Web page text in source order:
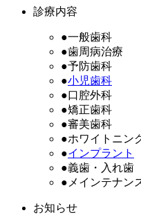
診療内容
●一般歯科
●歯周病治療
●予防歯科
●小児歯科
●口腔外科
●矯正歯科
●審美歯科
●ホワイトニン
●インプラント
●義歯・入れ歯
●メインテナン
お知らせ